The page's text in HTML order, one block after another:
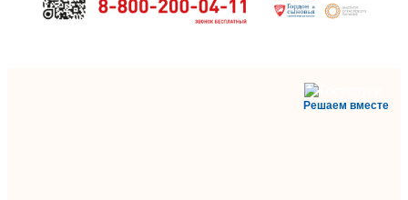
Решаем вместе